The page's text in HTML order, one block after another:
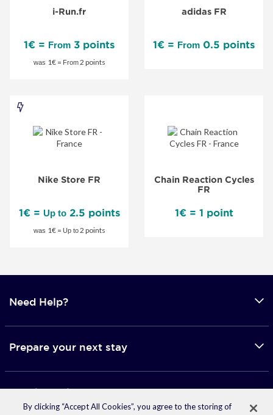
i-Run.fr
1€ = From 3 points
was 1€ = From2 points
adidas FR
1€ = From 0.5 points
Nike Store FR
1€ = Up to2.5 points
was 1€ = Up to2 points
Store
Special
Chain Reaction Cycles
FR
1€ = 1 point
Need Help?
Prepare your next stay
Mobile applications
By clicking “Accept All Cookies”, you agree to the storing of